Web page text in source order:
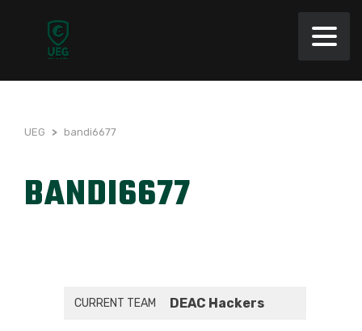
UEG > bandi6677
BANDI6677
CURRENT TEAM DEAC Hackers